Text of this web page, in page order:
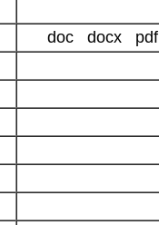
doc docx pdf